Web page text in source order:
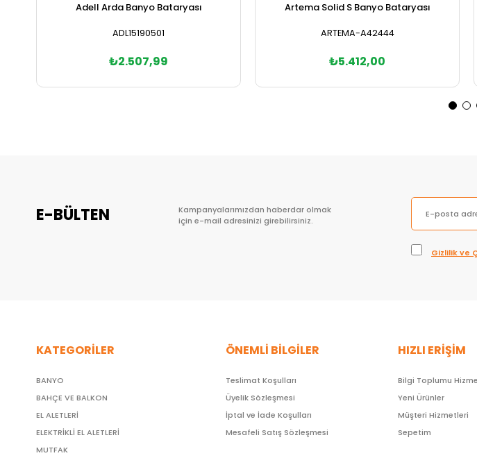
Adell Arda Banyo Bataryası
ADL15190501
₺2.507,99
Artema Solid S Banyo Bataryası
ARTEMA-A42444
₺5.412,00
E-BÜLTEN
Kampanyalarımızdan haberdar olmak
için e-mail adresinizi girebilirsiniz.
Gizlilik ve
KATEGORİLER
BANYO
BAHÇE VE BALKON
EL ALETLERİ
ELEKTRİKLİ EL ALETLERİ
MUTFAK
ÖNEMLİ BİLGİLER
Teslimat Koşulları
Üyelik Sözleşmesi
İptal ve İade Koşulları
Mesafeli Satış Sözleşmesi
HIZLI ERİŞİM
Bilgi Toplumu
Yeni Ürünler
Müşteri Hizmetleri
Sepetim